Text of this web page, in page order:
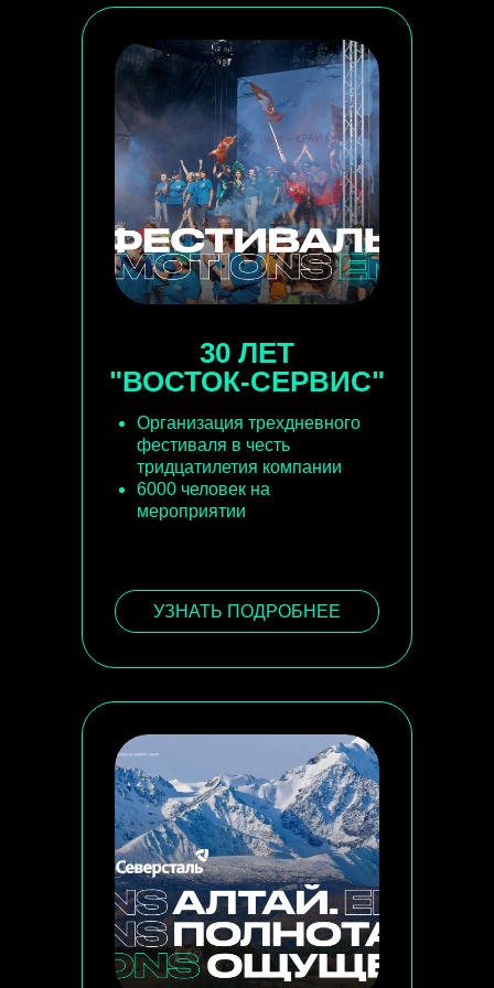
30 ЛЕТ
"ВОСТОК-СЕРВИС"
Организация трехдневного
фестиваля в честь
тридцатилетия компании
6000 человек на
мероприятии
УЗНАТЬ ПОДРОБНЕЕ